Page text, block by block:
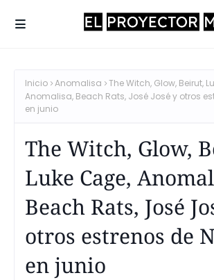
Inicio Anomalisa
The Witch, Glow, Beirut,
Anomalisa, Beach Rats, José José y otros
en junio
The Witch, Glow,
Luke Cage,
Beach Rats, José
otros estrenos de
en junio